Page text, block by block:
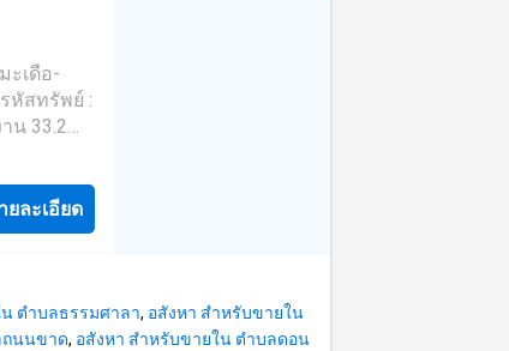
1 Tel :
รัพย์ครบ
ะเดือ-
หัสทรัพย์ :
ะติดถนน
วงเงิน
ยละเอียด
ตำบลธรรมศาลา, อสังหา สำหรับขายใน
ถนนขาด, อสังหา สำหรับขายใน ตำบลดอน